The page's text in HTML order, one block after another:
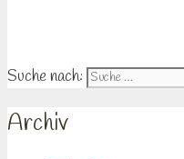
Suche nach:
Archiv